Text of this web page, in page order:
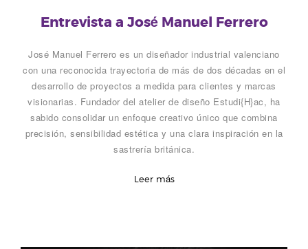
Entrevista a José Manuel Ferrero
José Manuel Ferrero es un diseñador industrial valenciano
con una reconocida trayectoria de más de dos décadas en el
desarrollo de proyectos a medida para clientes y marcas
visionarias. Fundador del atelier de diseño Estudi{H}ac, ha
sabido consolidar un enfoque creativo único que combina
precisión, sensibilidad estética y una clara inspiración en la
sastrería británica.
Leer más